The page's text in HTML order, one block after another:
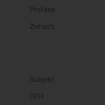
Profese:
Živnosti:
Subjekt:
DPH: